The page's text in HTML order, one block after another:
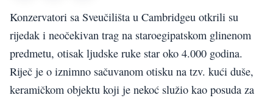
Konzervatori sa Sveučilišta u Cambridgeu otkrili su
rijedak i neočekivan trag na staroegipatskom glinenom
predmetu, otisak ljudske ruke star oko 4.000 godina.
Riječ je o iznimno sačuvanom otisku na tzv. kući duše,
keramičkom objektu koji je nekoć služio kao posuda za